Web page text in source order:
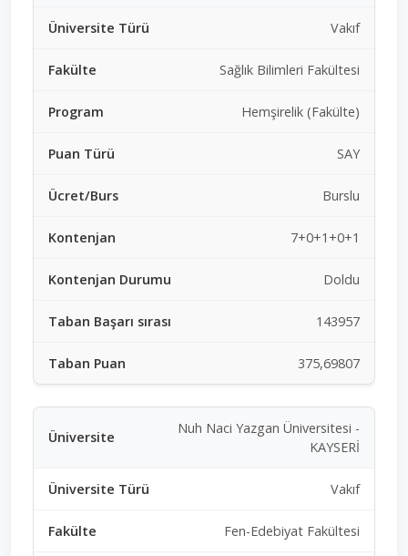
Vakıf
Sağlık Bilimleri Fakültesi
Hemşirelik (Fakülte)
SAY
Burslu
7+0+1+0+1
Doldu
143957
375,69807
Nuh Naci Yazgan Üniversitesi -
KAYSERİ
Vakıf
Fen-Edebiyat Fakültesi